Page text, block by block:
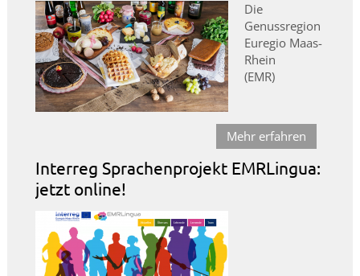
Die
Genussregion
Euregio Maas-
Rhein
(EMR)
Mehr erfahren
Interreg Sprachenprojekt EMRLingua:
jetzt online!